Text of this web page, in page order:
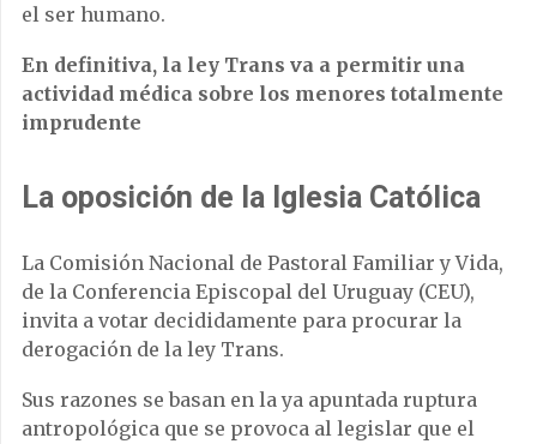
el ser humano.
En definitiva, la ley Trans va a permitir una
actividad médica sobre los menores totalmente
imprudente
La oposición de la Iglesia Católica
La Comisión Nacional de Pastoral Familiar y Vida,
de la Conferencia Episcopal del Uruguay (CEU),
invita a votar decididamente para procurar la
derogación de la ley Trans.
Sus razones se basan en la ya apuntada ruptura
antropológica que se provoca al legislar que el